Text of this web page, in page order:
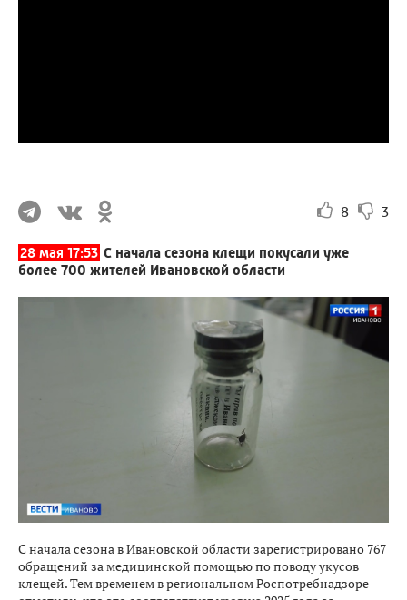
8 3
28 мая 17:53 С начала сезона клещи покусали уже
более 700 жителей Ивановской области
С начала сезона в Ивановской области зарегистрировано 767
обращений за медицинской помощью по поводу укусов
клещей. Тем временем в региональном Роспотребнадзоре